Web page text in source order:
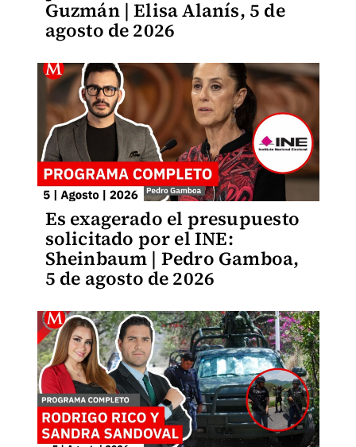
Guzmán | Elisa Alanís, 5 de
agosto de 2026
Es exagerado el presupuesto
solicitado por el INE:
Sheinbaum | Pedro Gamboa,
5 de agosto de 2026